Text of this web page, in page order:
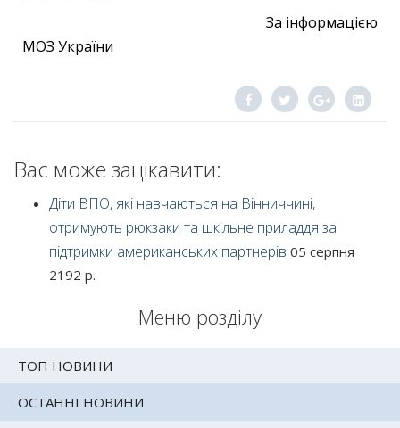
Меню розділу
ТОП НОВИНИ
ОСТАННІ НОВИНИ
За інформацією
МОЗ України
Вас може зацікавити:
Діти ВПО, які навчаються на Вінниччині,
отримують рюкзаки та шкільне приладдя за
підтримки американських партнерів 05 серпня
2192 р.